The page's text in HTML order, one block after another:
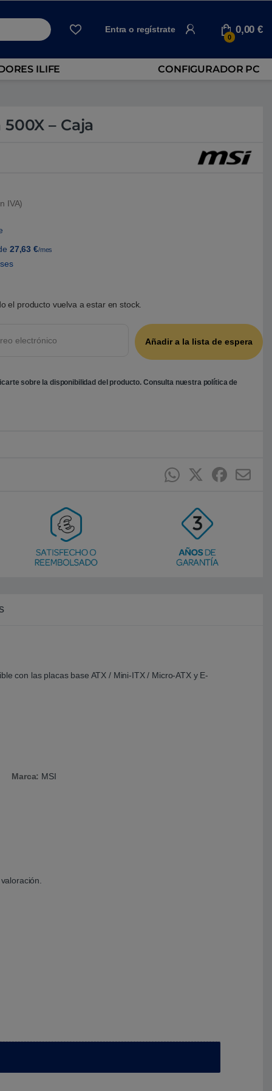
Entra o regístrate
0
0,00€
ILIFE CONFIGURADOR PC
– Caja
IVA)
27,63 €/mes
el producto vuelva a estar en stock.
sobre la disponibilidad del producto. Consulta nuestra política de
con las placas base ATX / Mini-ITX / Micro-ATX y E-
Marca: MSI